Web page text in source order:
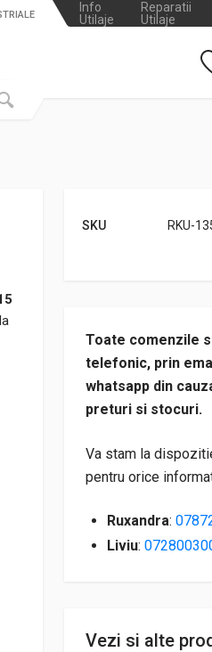
Info
Utilaje
Reparatii
Utilaje
SKU RKU-
Toate comenzile
telefonic, prin
whatsapp din
preturi si stocuri.
Va stam la
pentru orice
Ruxandra:
Liviu:
Vezi si alte